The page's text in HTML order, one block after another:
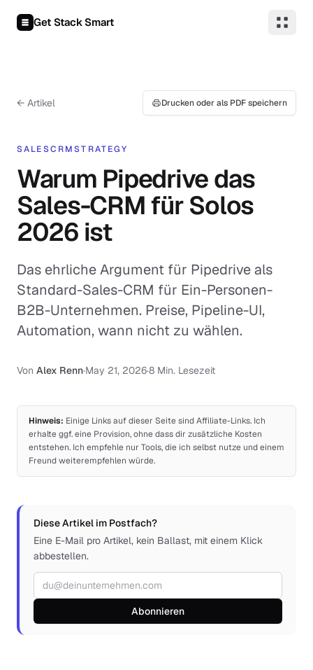
Get Stack Smart
← Artikel Drucken oder als PDF speichern
SALESCRMSTRATEGY
Warum Pipedrive das
Sales-CRM für Solos
2026 ist
Das ehrliche Argument für Pipedrive als
Standard-Sales-CRM für Ein-Personen-
B2B-Unternehmen. Preise, Pipeline-UI,
Automation, wann nicht zu wählen.
Von Alex Renn·May 21, 2026·8 Min. Lesezeit
Hinweis: Einige Links auf dieser Seite sind Affiliate-Links. Ich
erhalte ggf. eine Provision, ohne dass dir zusätzliche Kosten
entstehen. Ich empfehle nur Tools, die ich selbst nutze und einem
Freund weiterempfehlen würde.
Diese Artikel im Postfach?
Eine E-Mail pro Artikel, kein Ballast, mit einem Klick
abbestellen.
E-Mail-Adresse
Abonnieren